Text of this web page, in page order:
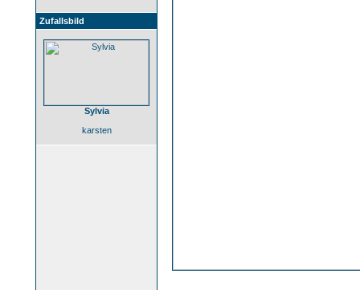
Zufallsbild
Sylvia
karsten